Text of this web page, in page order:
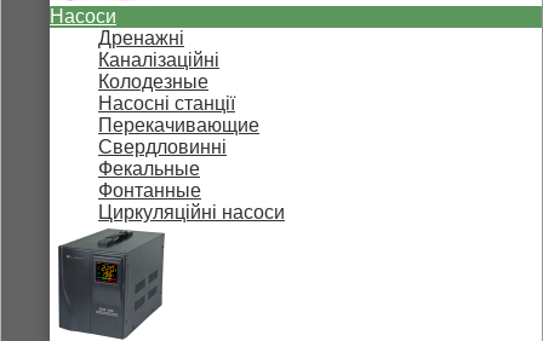
Насоси
Дренажні
Каналізаційні
Колодезные
Насосні станції
Перекачивающие
Свердловинні
Фекальные
Фонтанные
Циркуляційні насоси